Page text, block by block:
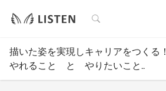
検索
描いた姿を実現しキャリアをつくる！
やれること と やりたいこと..